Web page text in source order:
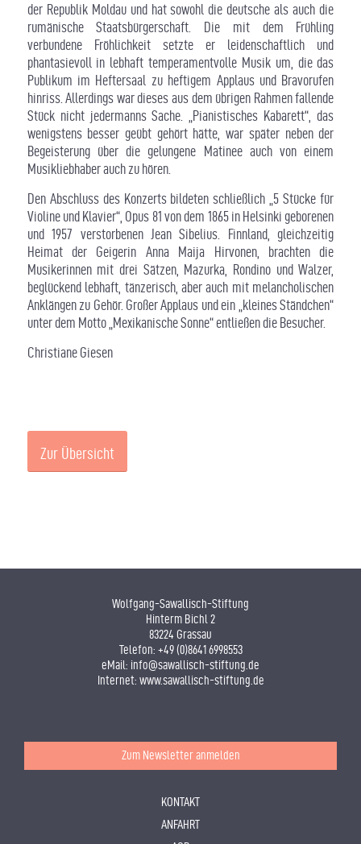
der Republik Moldau und hat sowohl die deutsche als auch die
rumänische Staatsbürgerschaft. Die mit dem Frühling
verbundene Fröhlichkeit setzte er leidenschaftlich und
phantasievoll in lebhaft temperamentvolle Musik um, die das
Publikum im Heftersaal zu heftigem Applaus und Bravorufen
hinriss. Allerdings war dieses aus dem übrigen Rahmen fallende
Stück nicht jedermanns Sache. „Pianistisches Kabarett“, das
wenigstens besser geübt gehört hätte, war später neben der
Begeisterung über die gelungene Matinee auch von einem
Musikliebhaber auch zu hören.
Den Abschluss des Konzerts bildeten schließlich „5 Stücke für
Violine und Klavier“, Opus 81 von dem 1865 in Helsinki geborenen
und 1957 verstorbenen Jean Sibelius. Finnland, gleichzeitig
Heimat der Geigerin Anna Maija Hirvonen, brachten die
Musikerinnen mit drei Sätzen, Mazurka, Rondino und Walzer,
beglückend lebhaft, tänzerisch, aber auch mit melancholischen
Anklängen zu Gehör. Großer Applaus und ein „kleines Ständchen“
unter dem Motto „Mexikanische Sonne“ entließen die Besucher.
Christiane Giesen
Zur Übersicht
Wolfgang-Sawallisch-Stiftung
Hinterm Bichl 2
83224 Grassau
Telefon: +49 (0)8641 6998553
eMail: info@sawallisch-stiftung.de
Internet: www.sawallisch-stiftung.de
Zum Newsletter anmelden
KONTAKT
ANFAHRT